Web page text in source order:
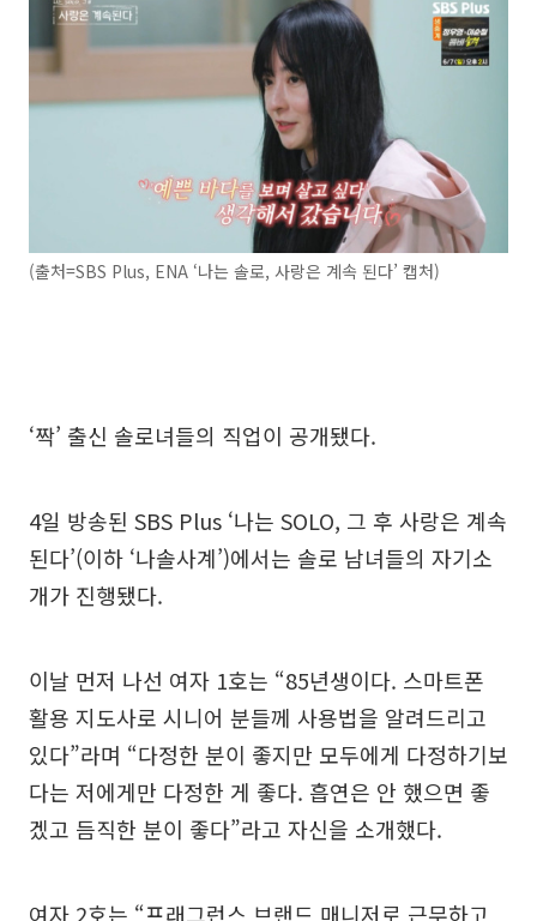
(출처=SBS Plus, ENA ‘나는 솔로, 사랑은 계속 된다’ 캡처)
‘짝’ 출신 솔로녀들의 직업이 공개됐다.
4일 방송된 SBS Plus ‘나는 SOLO, 그 후 사랑은 계속
된다’(이하 ‘나솔사계’)에서는 솔로 남녀들의 자기소
개가 진행됐다.
이날 먼저 나선 여자 1호는 “85년생이다. 스마트폰
활용 지도사로 시니어 분들께 사용법을 알려드리고
있다”라며 “다정한 분이 좋지만 모두에게 다정하기보
다는 저에게만 다정한 게 좋다. 흡연은 안 했으면 좋
겠고 듬직한 분이 좋다”라고 자신을 소개했다.
여자 2호는 “프래그런스 브랜드 매니저로 근무하고